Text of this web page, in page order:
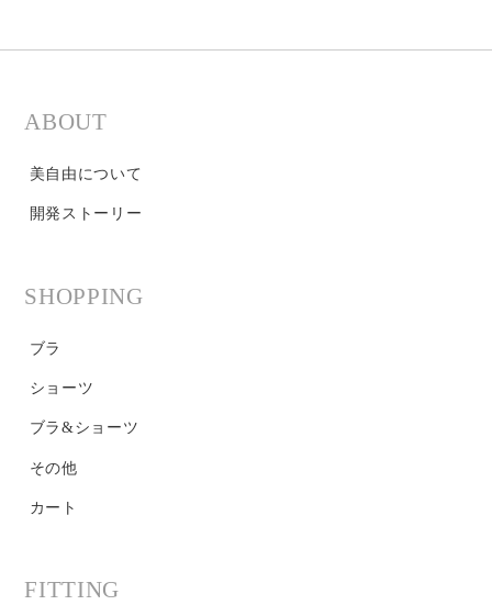
ABOUT
美自由について
開発ストーリー
SHOPPING
ブラ
ショーツ
ブラ&ショーツ
その他
カート
FITTING